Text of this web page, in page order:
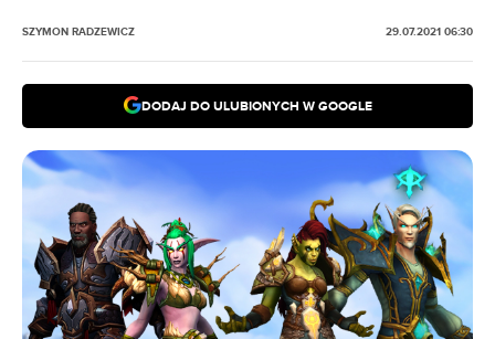
SZYMON RADZEWICZ 29.07.2021 06:30
DODAJ DO ULUBIONYCH W GOOGLE